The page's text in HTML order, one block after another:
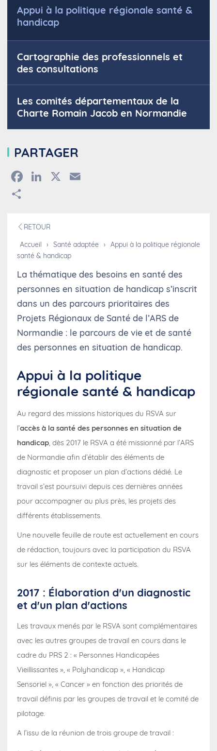
Appui à la politique régionale santé &
handicap
Cartographie des professionnels et
des consultations
Les comités départementaux de la
Charte Romain Jacob en Normandie
PARTAGER
Facebook
LinkedIn
X
RETOUR
Accueil
› Santé adaptée ›
Appui à la politique régionale
santé & handicap
La thématique des besoins en santé des
personnes en situation de handicap s’inscrit
dans un des parcours prioritaires des
Projets Régionaux de Santé de l’ARS de
Normandie : le parcours de vie et de santé
des personnes en situation de handicap.
Appui à la politique
régionale santé & handicap
Au regard des missions historiques du RSVA sur
l’accès à la santé des personnes en situation de
handicap, dès 2017 le RSVA a été missionné par l’ARS
de Normandie afin d’établir des éléments de
diagnostic et proposer un plan d’actions dédié. Le
travail s’est poursuivi depuis ces dernières années
pour accompagner au plus près, les projets des
différents établissements.
Une nouvelle feuille de route est actuellement en cours
de rédaction, toujours avec la participation du RSVA
sur les éléments de contexte actuels.
2017 : Élaboration d'un diagnostic
et d'un plan d'actions
Les travaux menés par le RSVA sont complémentaires
avec les autres groupes de travail en cours dans le
cadre du PRS 2 : « Personnes Handicapées
Vieillissantes », « Polyhandicap », « Handicap
Sensoriel », « Cancer » en fonction des priorités de
travail définis par les groupes de travail et le comité de
pilotage.
A l’issu de la réunion de trois groupe de travail :